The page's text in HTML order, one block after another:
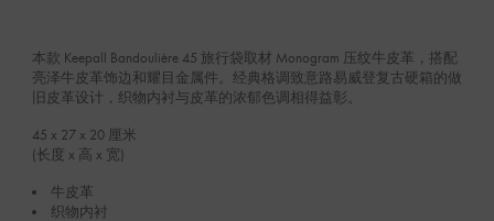
本款 Keepall Bandoulière 45 旅行袋取材 Monogram 压纹牛皮革，搭配
亮泽牛皮革饰边和耀目金属件。经典格调致意路易威登复古硬箱的做
旧皮革设计，织物内衬与皮革的浓郁色调相得益彰。
45 x 27 x 20厘米
(长度 x 高 x 宽)
牛皮革
织物内衬